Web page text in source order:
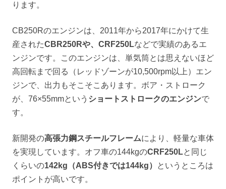
ります。
CB250Rのエンジンは、2011年から2017年にかけて生
産されたCBR250Rや、CRF250Lなどで実績のあるエ
ンジンです。このエンジンは、単気筒とは思えないほど
高回転まで回る（レッドゾーンが10,500rpm以上）エン
ジンで、出力もそこそこあります。ボア・ストローク
が、76×55mmという ショートストロークのエンジンで
す。
新開発の高張力鋼スチールフレームにより、軽量な車体
を実現しています。オフ車の144kgのCRF250Lと同じ
くらいの142kg（ABS付きでは144kg）
というところは
ポイントが高いです。